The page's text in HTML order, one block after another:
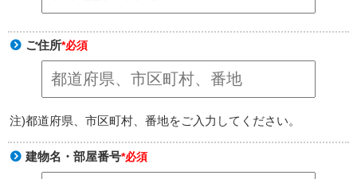
ご住所*必須
注)都道府県、市区町村、番地をご入力してください。
建物名・部屋番号*必須